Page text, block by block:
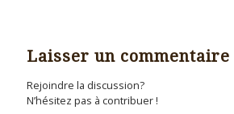
Laisser un commentaire
Rejoindre la discussion?
N’hésitez pas à contribuer !